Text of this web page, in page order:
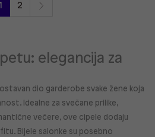
2
elegancija za
dio garderobe svake žene koja
Idealne za svečane prilike,
večere, ove cipele dodaju
Bijele salonke su posebno